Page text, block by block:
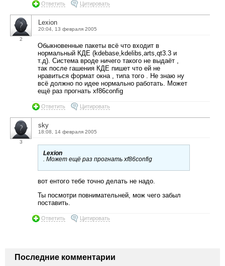
Ответить Цитировать
2
Lexion
20:04, 13 февраля 2005
Обыкновенные пакеты всё что входит в
нормальный КДЕ (kdebase,kdelibs,arts,qt3.3 и
т.д). Система вроде ничего такого не выдаёт ,
так после гашения КДЕ пишет что ей не
нравиться формат окна , типа того . Не знаю ну
всё должно по идее нормально работать. Может
ещё раз прогнать xf86config
Ответить Цитировать
3
sky
18:08, 14 февраля 2005
Lexion
. Может ещё раз прогнать xf86config
вот ентого тебе точно делать не надо.
Ты посмотри повнимательней, мож чего забыл
поставить.
Ответить Цитировать
Последние комментарии